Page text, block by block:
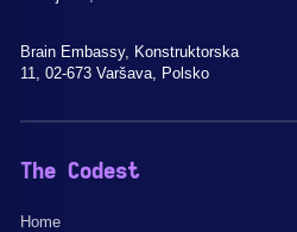
Brain Embassy, Konstruktorska
11, 02-673 Varšava, Polsko
The Codest
Home